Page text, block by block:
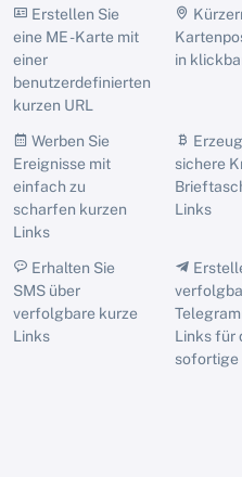
Erstellen Sie
eine ME -Karte mit
einer
benutzerdefinierten
kurzen URL
in
Werben Sie
Ereignisse mit
einfach zu
scharfen kurzen
Links
sichere
Links
Erhalten Sie
SMS über
verfolgbare kurze
Links
Links für
sofortige